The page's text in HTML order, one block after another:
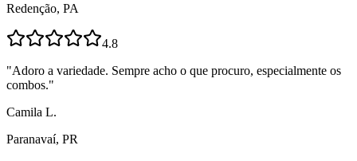
Redenção, PA
4.8
"Adoro a variedade. Sempre acho o que procuro, especialmente os
combos."
Camila L.
Paranavaí, PR